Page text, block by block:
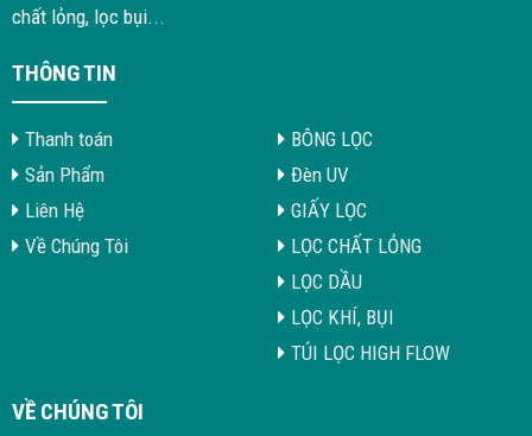
chất lỏng, lọc bụi...
THÔNG TIN
Thanh toán
Sản Phẩm
Liên Hệ
Về Chúng Tôi
BÔNG LỌC
Đèn UV
GIẤY LỌC
LỌC CHẤT LỎNG
LỌC DẦU
LỌC KHÍ, BỤI
TÚI LỌC HIGH FLOW
VỀ CHÚNG TÔI